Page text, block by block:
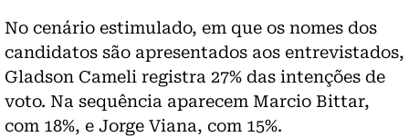
No cenário estimulado, em que os nomes dos
candidatos são apresentados aos entrevistados,
Gladson Cameli registra 27% das intenções de
voto. Na sequência aparecem Marcio Bittar,
com 18%, e Jorge Viana, com 15%.